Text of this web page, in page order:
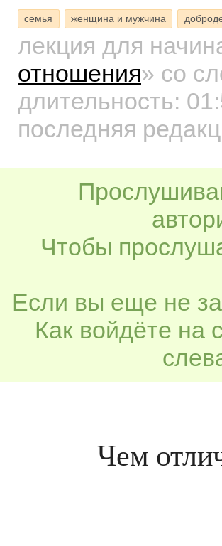
семья женщина и мужчина
лекция для
отношения» со
длительность:
последняя
Чтобы
Если вы еще не
Как войдёте на
Чем